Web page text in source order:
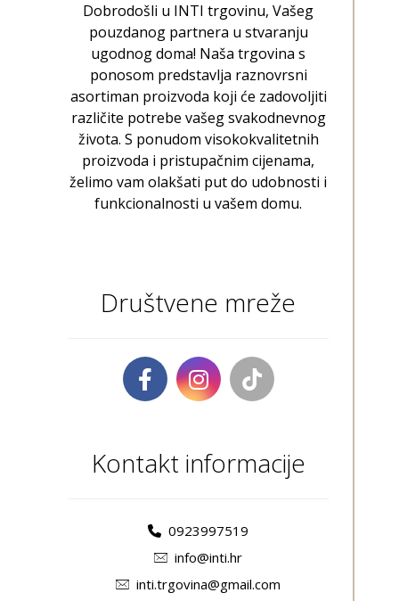
Dobrodošli u INTI trgovinu, Vašeg
pouzdanog partnera u stvaranju
ugodnog doma! Naša trgovina s
ponosom predstavlja raznovrsni
asortiman proizvoda koji će zadovoljiti
različite potrebe vašeg svakodnevnog
života. S ponudom visokokvalitetnih
proizvoda i pristupačnim cijenama,
želimo vam olakšati put do udobnosti i
funkcionalnosti u vašem domu.
Društvene mreže
Kontakt informacije
0923997519
info@inti.hr
inti.trgovina@gmail.com